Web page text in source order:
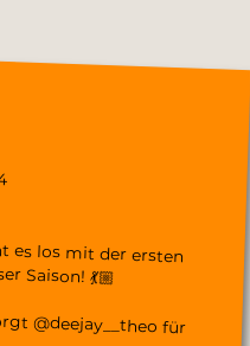
es los mit der ersten
Saison! 💃🏼
@deejay__theo für